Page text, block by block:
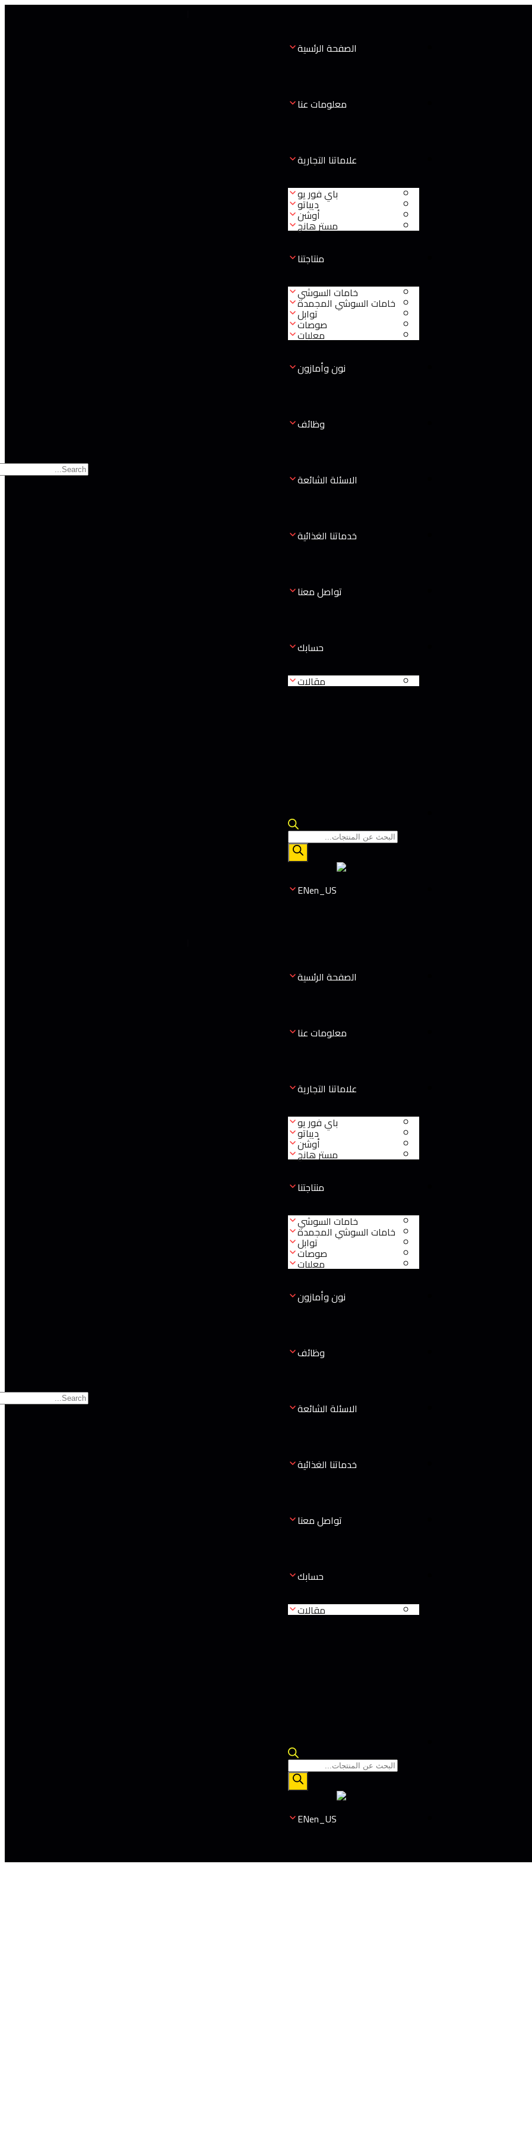
الصفحة الرئسية
معلومات عنا
علاماتنا التجارية
باي فور يو
ديباتو
أوشن
مستر هانج
منتاجتنا
خامات السوشي
خامات السوشي المجمدة
توابل
صوصات
معلبات
نون وأمازون
وظائف
الاسئلة الشائعة
خدماتنا الغذائية
تواصل معنا
حسابك
مقالات
EN
الصفحة الرئسية
معلومات عنا
علاماتنا التجارية
باي فور يو
ديباتو
أوشن
مستر هانج
منتاجتنا
خامات السوشي
خامات السوشي المجمدة
توابل
صوصات
معلبات
نون وأمازون
وظائف
الاسئلة الشائعة
خدماتنا الغذائية
تواصل معنا
حسابك
مقالات
EN